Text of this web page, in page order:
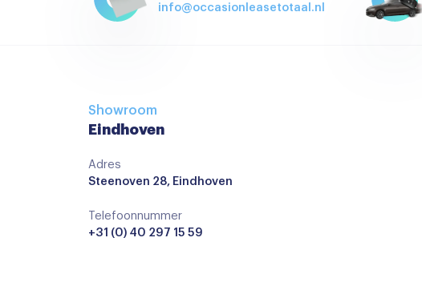
Bestuurdersstoel in hoogte verstelbaar
keyless start
Regensensor
Stoelverwarming
Stuurbekrachtiging snelheidsafhankelijk
info@occasionleasetotaal.nl
Showroom
Eindhoven
Adres
Steenoven 28, Eindhoven
Telefoonnummer
+31 (0) 40 297 15 59